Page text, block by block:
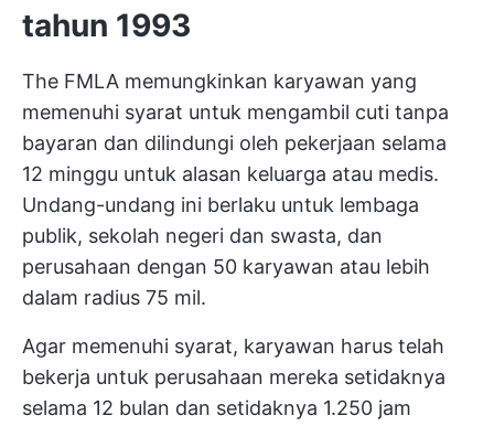
tahun 1993
The FMLA memungkinkan karyawan yang
memenuhi syarat untuk mengambil cuti tanpa
bayaran dan dilindungi oleh pekerjaan selama
12 minggu untuk alasan keluarga atau medis.
Undang-undang ini berlaku untuk lembaga
publik, sekolah negeri dan swasta, dan
perusahaan dengan 50 karyawan atau lebih
dalam radius 75 mil.
Agar memenuhi syarat, karyawan harus telah
bekerja untuk perusahaan mereka setidaknya
selama 12 bulan dan setidaknya 1.250 jam